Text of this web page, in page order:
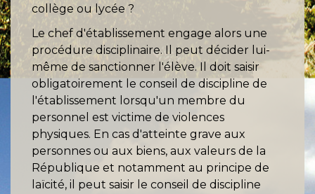
collège ou lycée ?
Le chef d'établissement engage alors une
procédure disciplinaire. Il peut décider lui-
même de sanctionner l'élève. Il doit saisir
obligatoirement le conseil de discipline de
l'établissement lorsqu'un membre du
personnel est victime de violences
physiques. En cas d'atteinte grave aux
personnes ou aux biens, aux valeurs de la
République et notamment au principe de
laïcité, il peut saisir le conseil de discipline